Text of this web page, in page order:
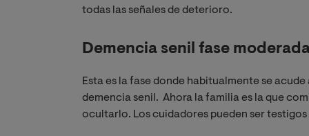
todas las señales de deterioro.
Demencia senil fase
Esta es la fase donde habitualmente se
demencia senil. Ahora la familia es la que
ocultarlo. Los cuidadores pueden ser testigos